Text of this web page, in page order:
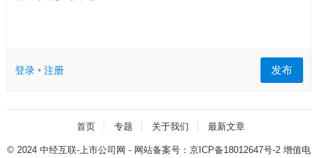
登录• 注册 发布
首页 专题 关于我们 最新文章
© 2024 中经互联-上市公司网 - 网站备案号： 京ICP备18012647号-2增值电